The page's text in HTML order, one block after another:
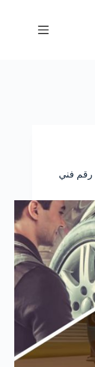
خدمة كهرباء السيارات العدان 52227338 رقم فني